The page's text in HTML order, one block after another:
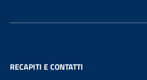
RECAPITI E CONTATTI